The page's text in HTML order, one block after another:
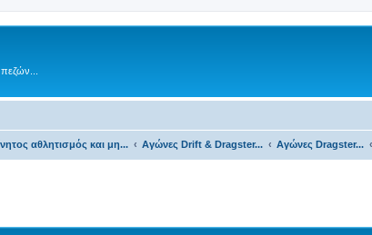
αθλητισμός και μη... Αγώνες Drift & Dragster... Αγώνες Dragster...